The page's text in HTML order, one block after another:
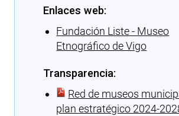
Enlaces web:
Fundación Liste - Museo
Etnográfico de Vigo
Transparencia:
Red de museos
plan estratégico 2024-